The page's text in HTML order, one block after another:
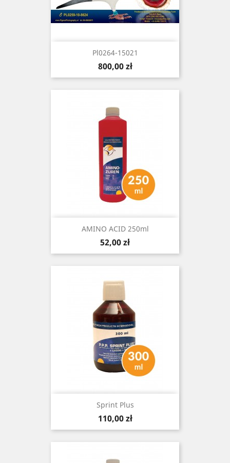
Pl0264-15021
Cena
800,00 zł
AMINO ACID 250ml
Cena
52,00 zł
Sprint Plus
Cena
110,00 zł